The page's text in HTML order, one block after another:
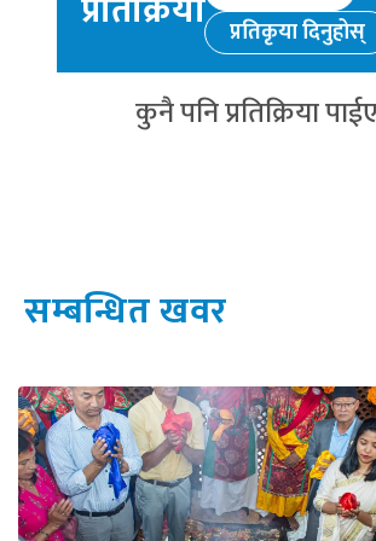
प्रतिकृया दिनुहोस्
कुनै पनि प्रतिक्रिया
सम्बन्धित खवर